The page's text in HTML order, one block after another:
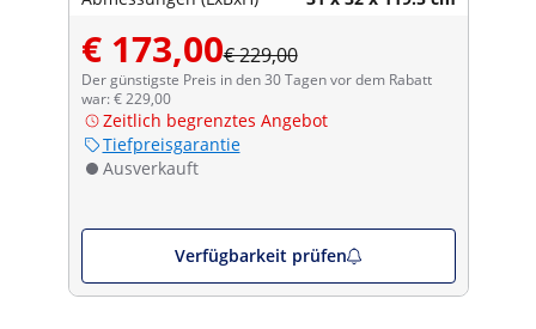
€ 173,00€ 229,00
Der günstigste Preis in den 30 Tagen vor dem Rabatt
war: € 229,00
Zeitlich begrenztes Angebot
Tiefpreisgarantie
Ausverkauft
Verfügbarkeit prüfen